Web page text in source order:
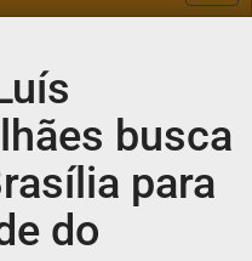
busca
para
do